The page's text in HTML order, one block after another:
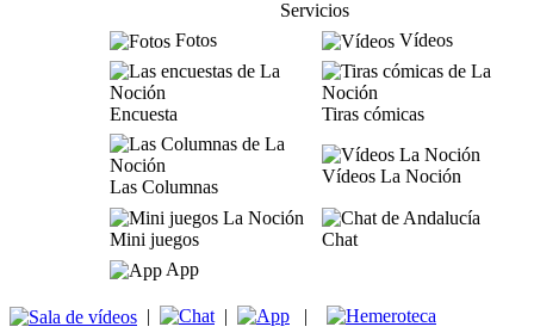
Servicios
Fotos
Vídeos
Encuesta Tiras cómicas
Las Columnas
Vídeos La Noción
Mini juegos
Chat
App
| | |